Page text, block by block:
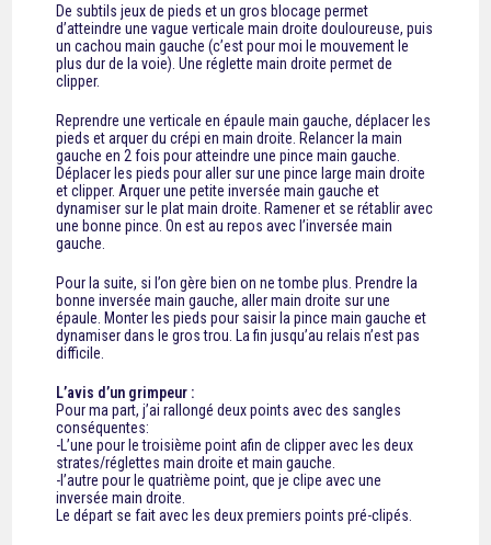
De subtils jeux de pieds et un gros blocage permet
d’atteindre une vague verticale main droite douloureuse, puis
un cachou main gauche (c’est pour moi le mouvement le
plus dur de la voie). Une réglette main droite permet de
clipper.
Reprendre une verticale en épaule main gauche, déplacer les
pieds et arquer du crépi en main droite. Relancer la main
gauche en 2 fois pour atteindre une pince main gauche.
Déplacer les pieds pour aller sur une pince large main droite
et clipper. Arquer une petite inversée main gauche et
dynamiser sur le plat main droite. Ramener et se rétablir avec
une bonne pince. On est au repos avec l’inversée main
gauche.
Pour la suite, si l’on gère bien on ne tombe plus. Prendre la
bonne inversée main gauche, aller main droite sur une
épaule. Monter les pieds pour saisir la pince main gauche et
dynamiser dans le gros trou. La fin jusqu’au relais n’est pas
difficile.
L’avis d’un grimpeur :
Pour ma part, j’ai rallongé deux points avec des sangles
conséquentes:
-L’une pour le troisième point afin de clipper avec les deux
strates/réglettes main droite et main gauche.
-l’autre pour le quatrième point, que je clipe avec une
inversée main droite.
Le départ se fait avec les deux premiers points pré-clipés.